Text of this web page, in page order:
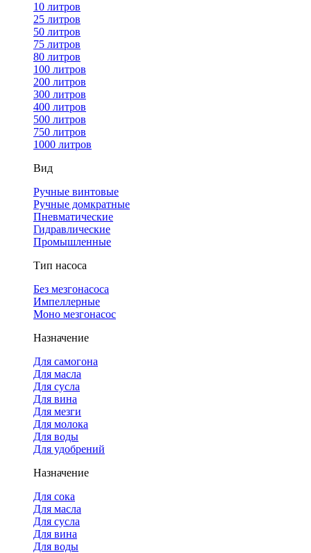
10 литров
25 литров
50 литров
75 литров
80 литров
100 литров
200 литров
300 литров
400 литров
500 литров
750 литров
1000 литров
Вид
Ручные винтовые
Ручные домкратные
Пневматические
Гидравлические
Промышленные
Тип насоса
Без мезгонасоса
Импеллерные
Моно мезгонасос
Назначение
Для самогона
Для масла
Для сусла
Для вина
Для мезги
Для молока
Для воды
Для удобрений
Назначение
Для сока
Для масла
Для сусла
Для вина
Для воды